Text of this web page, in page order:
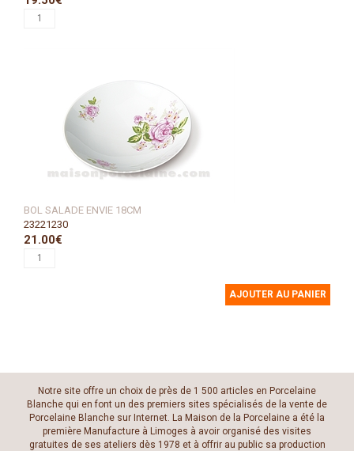
BOL SALADE ENVIE 18CM
23221230
21.00€
AJOUTER AU PANIER
Notre site offre un choix de près de 1 500 articles en Porcelaine
Blanche qui en font un des premiers sites spécialisés de la vente de
Porcelaine Blanche sur Internet. La Maison de la Porcelaine a été la
première Manufacture à Limoges à avoir organisé des visites
gratuites de ses ateliers dès 1978 et à offrir au public sa production